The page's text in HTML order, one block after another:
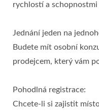
rychlostí a schopnostmi
Jednání jeden na
Budete mít osobní
prodejcem, který vám
Pohodlná registrace:
Chcete-li si zajistit